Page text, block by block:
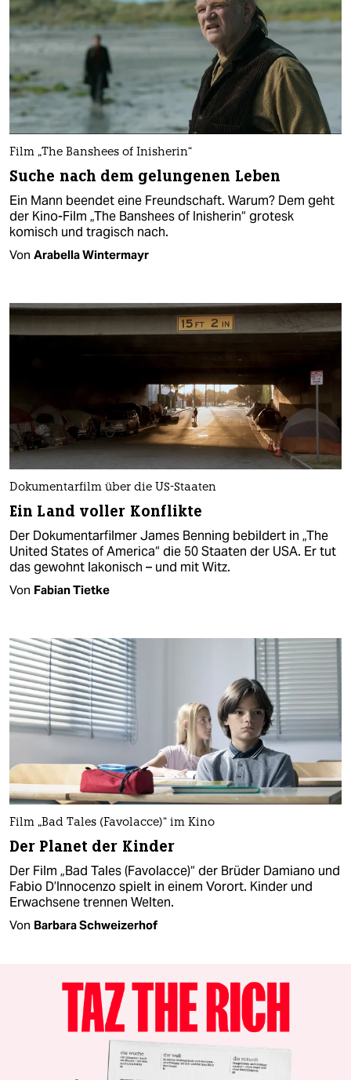
Film „The Banshees of Inisherin“
Suche nach dem gelungenen Leben
Ein Mann beendet eine Freundschaft. Warum? Dem geht
der Kino-Film „The Banshees of Inisherin“ grotesk
komisch und tragisch nach.
Von Arabella Wintermayr
Dokumentarfilm über die US-Staaten
Ein Land voller Konflikte
Der Dokumentarfilmer James Benning bebildert in „The
United States of America“ die 50 Staaten der USA. Er tut
das gewohnt lakonisch – und mit Witz.
Von Fabian Tietke
Film „Bad Tales (Favolacce)“ im Kino
Der Planet der Kinder
Der Film „Bad Tales (Favolacce)“ der Brüder Damiano und
Fabio D’Innocenzo spielt in einem Vorort. Kinder und
Erwachsene trennen Welten.
Von Barbara Schweizerhof